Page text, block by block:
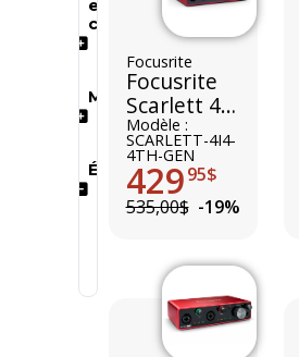
et
claviers
Marques
État
Comme neuf
Très bon
Focusrite
Focusrite
Scarlett 4i4
4th Gen
Modèle :
SCARLETT-4I4-
4TH-GEN
42995$
535,00$ -19%